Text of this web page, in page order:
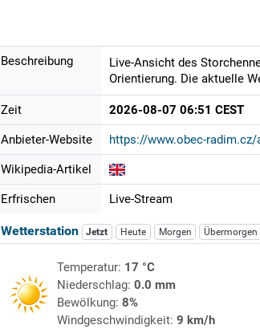
Beschreibung
Live-Ansicht des
Orientierung. Die aktuelle
Zeit 2026-08-07 06:51 CEST
Anbieter-Website https://www.obec-
Wikipedia-Artikel
Erfrischen Live-Stream
Wetterstation Jetzt Heute Morgen Übermorgen
Temperatur: 17 °C
Niederschlag: 0.0 mm
Bewölkung: 8%
Windgeschwindigkeit: 9 km/h